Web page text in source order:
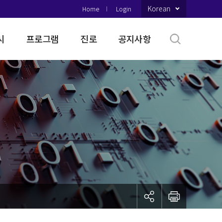
Home Login Korean
프로그램 진로 공지사항